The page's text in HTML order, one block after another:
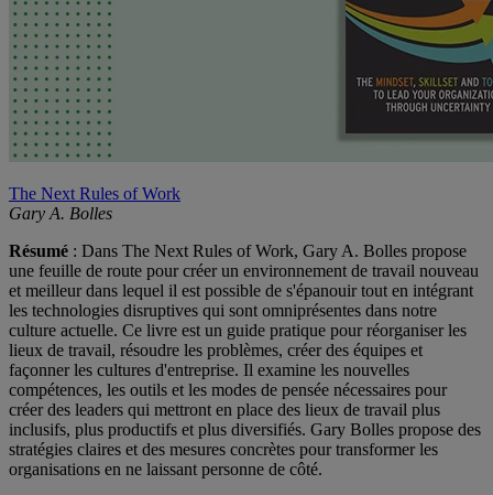
The Next Rules of Work
Gary A. Bolles
Résumé : Dans The Next Rules of Work, Gary A. Bolles propose
une feuille de route pour créer un environnement de travail nouveau
et meilleur dans lequel il est possible de s'épanouir tout en intégrant
les technologies disruptives qui sont omniprésentes dans notre
culture actuelle. Ce livre est un guide pratique pour réorganiser les
lieux de travail, résoudre les problèmes, créer des équipes et
façonner les cultures d'entreprise. Il examine les nouvelles
compétences, les outils et les modes de pensée nécessaires pour
créer des leaders qui mettront en place des lieux de travail plus
inclusifs, plus productifs et plus diversifiés. Gary Bolles propose des
stratégies claires et des mesures concrètes pour transformer les
organisations en ne laissant personne de côté.